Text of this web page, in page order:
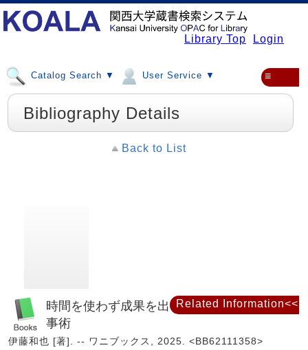
Library Top Login
Catalog Search ▼ User Service ▼ ≡
Bibliography Details
Back to List
時間を使わず成果を出すニュータイプの仕
事術
伊藤和也 [著]. -- ワニブックス, 2025. <BB62111358>
Related Information<<